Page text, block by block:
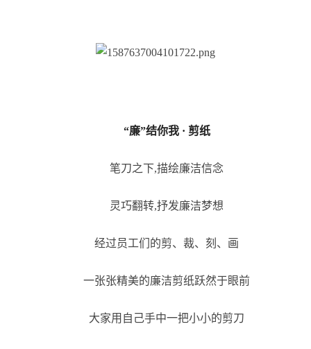
“廉”结你我 · 剪纸
笔刀之下,描绘廉洁信念
灵巧翻转,抒发廉洁梦想
经过员工们的剪、裁、刻、画
一张张精美的廉洁剪纸跃然于眼前
大家用自己手中一把小小的剪刀